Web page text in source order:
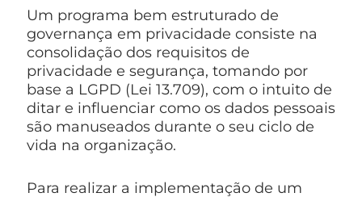
Um programa bem estruturado de
governança em privacidade consiste na
consolidação dos requisitos de
privacidade e segurança, tomando por
base a LGPD (Lei 13.709), com o intuito de
ditar e influenciar como os dados pessoais
são manuseados durante o seu ciclo de
vida na organização.
Para realizar a implementação de um